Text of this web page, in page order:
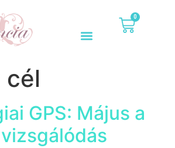
0
cél
GPS: Május a